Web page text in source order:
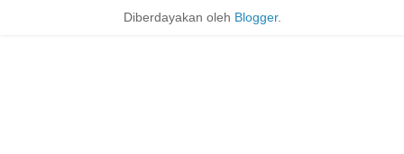
Diberdayakan oleh Blogger.